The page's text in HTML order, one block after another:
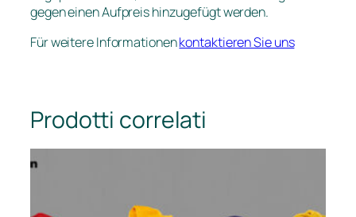
gegen einen Aufpreis hinzugefügt werden.
Für weitere Informationenkontaktieren Sie uns
Prodotti correlati